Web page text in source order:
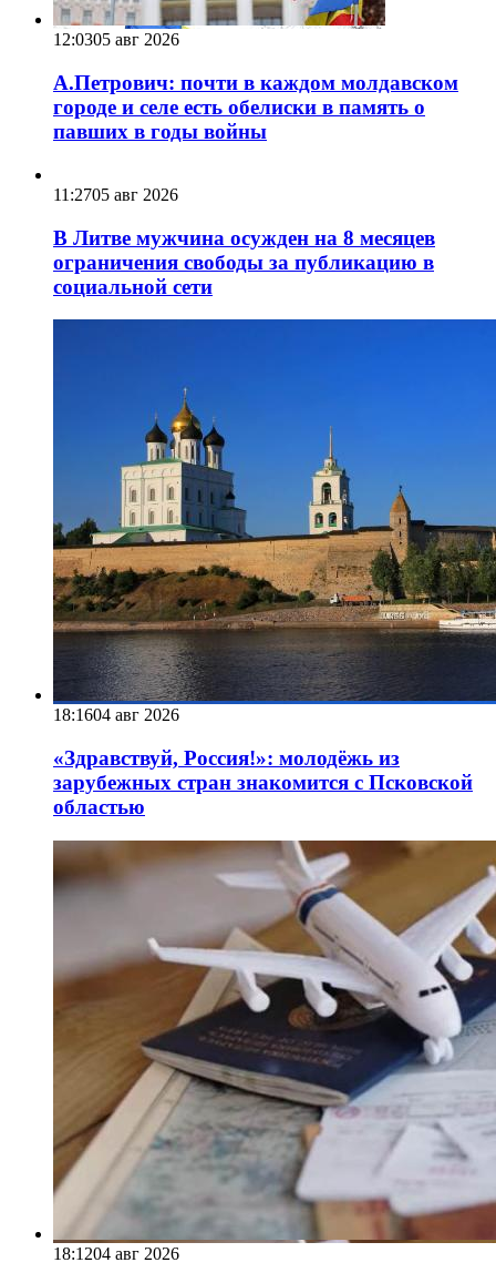
12:0305 авг 2026
А.Петрович: почти в каждом молдавском
городе и селе есть обелиски в память о
павших в годы войны
11:2705 авг 2026
В Литве мужчина осужден на 8 месяцев
ограничения свободы за публикацию в
социальной сети
18:1604 авг 2026
«Здравствуй, Россия!»: молодёжь из
зарубежных стран знакомится с Псковской
областью
18:1204 авг 2026